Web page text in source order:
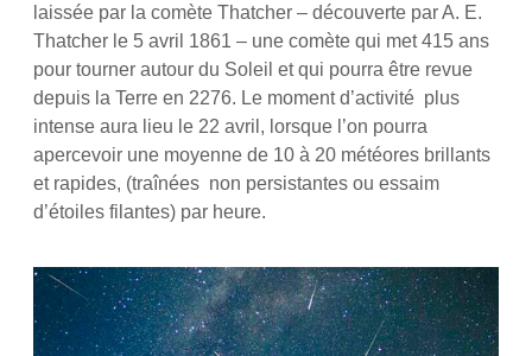
laissée par la comète Thatcher – découverte par A. E.
Thatcher le 5 avril 1861 – une comète qui met 415 ans
pour tourner autour du Soleil et qui pourra être revue
depuis la Terre en 2276. Le moment d’activité plus
intense aura lieu le 22 avril, lorsque l’on pourra
apercevoir une moyenne de 10 à 20 météores brillants
et rapides, (traînées non persistantes ou essaim
d’étoiles filantes) par heure.